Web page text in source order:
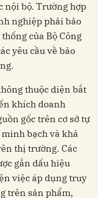
nội bộ. Trường hợp
nghiệp phải bảo
của Bộ Công
yêu cầu về bảo
thuộc diện bắt
khích doanh
gốc trên cơ sở tự
bạch và khả
thị trường. Các
gắn dấu hiệu
việc áp dụng truy
trên sản phẩm,